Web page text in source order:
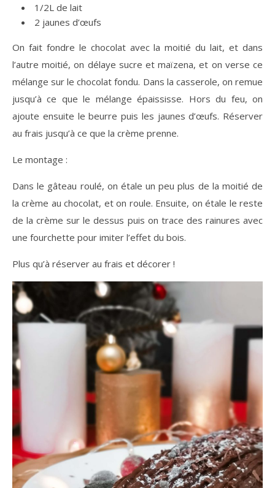
1/2L de lait
2 jaunes d’œufs
On fait fondre le chocolat avec la moitié du lait, et dans
l’autre moitié, on délaye sucre et maïzena, et on verse ce
mélange sur le chocolat fondu. Dans la casserole, on remue
jusqu’à ce que le mélange épaississe. Hors du feu, on
ajoute ensuite le beurre puis les jaunes d’œufs. Réserver
au frais jusqu’à ce que la crème prenne.
Le montage :
Dans le gâteau roulé, on étale un peu plus de la moitié de
la crème au chocolat, et on roule. Ensuite, on étale le reste
de la crème sur le dessus puis on trace des rainures avec
une fourchette pour imiter l’effet du bois.
Plus qu’à réserver au frais et décorer !